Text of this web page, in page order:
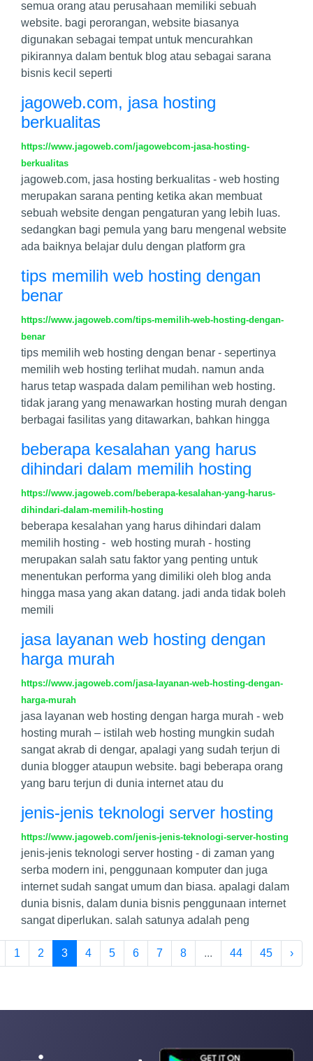
semua orang atau perusahaan memiliki sebuah
website. bagi perorangan, website biasanya
digunakan sebagai tempat untuk mencurahkan
pikirannya dalam bentuk blog atau sebagai sarana
bisnis kecil seperti
jagoweb.com, jasa hosting
berkualitas
https://www.jagoweb.com/jagowebcom-jasa-hosting-
berkualitas
jagoweb.com, jasa hosting berkualitas - web hosting
merupakan sarana penting ketika akan membuat
sebuah website dengan pengaturan yang lebih luas.
sedangkan bagi pemula yang baru mengenal website
ada baiknya belajar dulu dengan platform gra
tips memilih web hosting dengan
benar
https://www.jagoweb.com/tips-memilih-web-hosting-dengan-
benar
tips memilih web hosting dengan benar - sepertinya
memilih web hosting terlihat mudah. namun anda
harus tetap waspada dalam pemilihan web hosting.
tidak jarang yang menawarkan hosting murah dengan
berbagai fasilitas yang ditawarkan, bahkan hingga
beberapa kesalahan yang harus
dihindari dalam memilih hosting
https://www.jagoweb.com/beberapa-kesalahan-yang-harus-
dihindari-dalam-memilih-hosting
beberapa kesalahan yang harus dihindari dalam
memilih hosting - web hosting murah - hosting
merupakan salah satu faktor yang penting untuk
menentukan performa yang dimiliki oleh blog anda
hingga masa yang akan datang. jadi anda tidak boleh
memili
jasa layanan web hosting dengan
harga murah
https://www.jagoweb.com/jasa-layanan-web-hosting-dengan-
harga-murah
jasa layanan web hosting dengan harga murah - web
hosting murah – istilah web hosting mungkin sudah
sangat akrab di dengar, apalagi yang sudah terjun di
dunia blogger ataupun website. bagi beberapa orang
yang baru terjun di dunia internet atau du
jenis-jenis teknologi server hosting
https://www.jagoweb.com/jenis-jenis-teknologi-server-hosting
jenis-jenis teknologi server hosting - di zaman yang
serba modern ini, penggunaan komputer dan juga
internet sudah sangat umum dan biasa. apalagi dalam
dunia bisnis, dalam dunia bisnis penggunaan internet
sangat diperlukan. salah satunya adalah peng
1 2 3 4 5 6 7 8 ... 44 45 ›